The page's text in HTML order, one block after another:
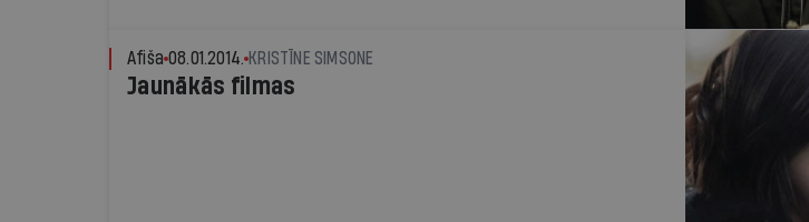
Afiša 08.01.2014. KRISTĪNE SIMSONE
Jaunākās filmas